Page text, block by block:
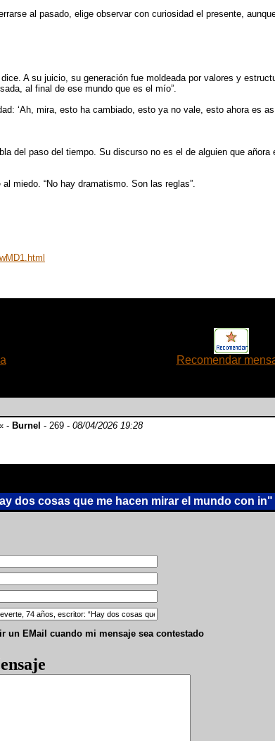
al pasado, elige observar con curiosidad el presente,
A su juicio, su generación fue moldeada por valores y
al final de ese mundo que es el mío”.
‘Ah, mira, esto ha cambiado, esto ya no vale, esto ahora es
del paso del tiempo. Su discurso no es el de alguien que
miedo. “No hay dramatismo. Son las reglas”.
Recomendar
- Burnel - 269 - 08/04/2026 19:28
dos cosas que me hacen mirar el mundo con in"
un EMail cuando mi mensaje sea contestado